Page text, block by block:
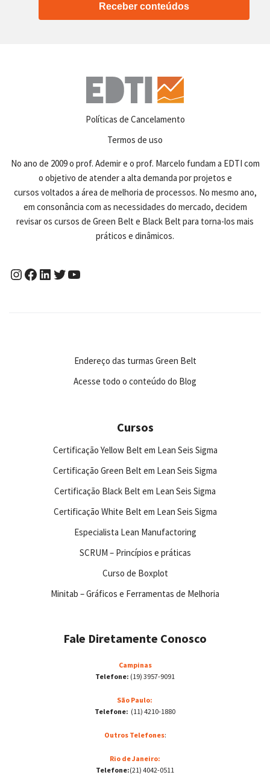
Receber conteúdos
Políticas de Cancelamento
Termos de uso
No ano de 2009 o prof. Ademir e o prof. Marcelo fundam a EDTI com
o objetivo de atender a alta demanda por projetos e
cursos voltados a área de melhoria de processos. No mesmo ano,
em consonância com as necessidades do mercado, decidem
revisar os cursos de Green Belt e Black Belt para torna-los mais
práticos e dinâmicos.
Endereço das turmas Green Belt
Acesse todo o conteúdo do Blog
Cursos
Certificação Yellow Belt em Lean Seis Sigma
Certificação Green Belt em Lean Seis Sigma
Certificação Black Belt em Lean Seis Sigma
Certificação White Belt em Lean Seis Sigma
Especialista Lean Manufactoring
SCRUM – Princípios e práticas
Curso de Boxplot
Minitab – Gráficos e Ferramentas de Melhoria
Fale Diretamente Conosco
Campinas
Telefone: (19) 3957-9091
São Paulo:
Telefone: (11) 4210-1880
Outros Telefones:
Rio de Janeiro:
Telefone:(21) 4042-0511